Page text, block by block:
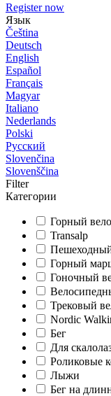
Register now
Язык
Čeština
Deutsch
English
Español
Français
Magyar
Italiano
Nederlands
Polski
Русский
Slovenčina
Slovenščina
Filter
Категории
Горный
Transalp
Горный
Гоночный
Трековый
Nordic
Бег
Для
Роликовые
Лыжи
Бег на